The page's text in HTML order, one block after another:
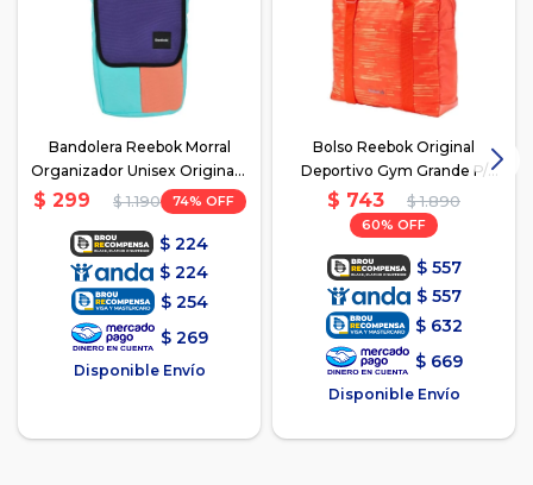
Bandolera Reebok Morral
Organizador Unisex Original -
Violeta/Rosado/Verde
$ 299 $ 1.190 74
$ 224
$ 224
$ 254
$ 269
Disponible Envío
Bolso Reebok Original
Deportivo Gym Grande P/
Dama - Naranja
$ 743 $ 1.890
60
$ 557
$ 557
$ 632
$ 669
Disponible Envío